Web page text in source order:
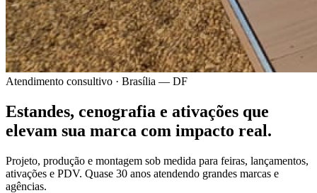
Atendimento consultivo · Brasília — DF
Estandes, cenografia e ativações que
elevam sua marca com impacto real.
Projeto, produção e montagem sob medida para feiras, lançamentos,
ativações e PDV. Quase 30 anos atendendo grandes marcas e
agências.